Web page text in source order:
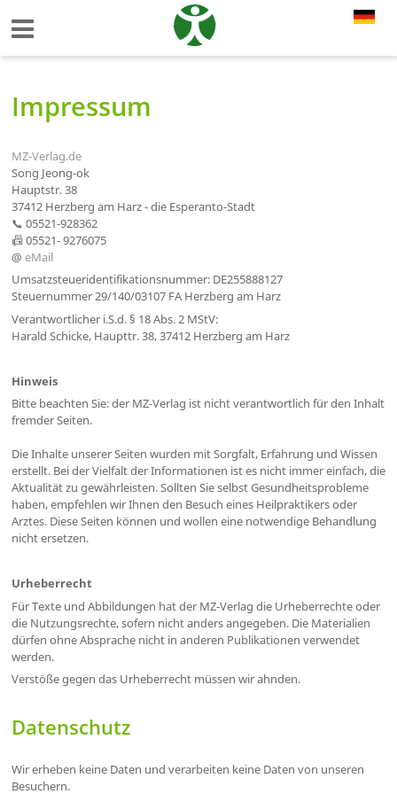
Impressum
MZ-Verlag.de
Song Jeong-ok
Hauptstr. 38
37412 Herzberg am Harz - die Esperanto-Stadt
📞 05521-928362
📠05521-9276075
@ eMail
Umsatzsteueridentifikationsnummer: DE255888127
Steuernummer 29/140/03107 FA Herzberg am Harz
Verantwortlicher i.S.d. § 18 Abs. 2 MStV:
Harald Schicke, Haupttr. 38, 37412 Herzberg am Harz
Hinweis
Bitte beachten Sie: der MZ-Verlag ist nicht verantwortlich für den Inhalt
fremder Seiten.
Die Inhalte unserer Seiten wurden mit Sorgfalt, Erfahrung und Wissen
erstellt. Bei der Vielfalt der Informationen ist es nicht immer einfach, die
Aktualität zu gewährleisten. Sollten Sie selbst Gesundheitsprobleme
haben, empfehlen wir Ihnen den Besuch eines Heilpraktikers oder
Arztes. Diese Seiten können und wollen eine notwendige Behandlung
nicht ersetzen.
Urheberrecht
Für Texte und Abbildungen hat der MZ-Verlag die Urheberrechte oder
die Nutzungsrechte, sofern nicht anders angegeben. Die Materialien
dürfen ohne Absprache nicht in anderen Publikationen verwendet
werden.
Verstöße gegen das Urheberrecht müssen wir ahnden.
Datenschutz
Wir erheben keine Daten und verarbeiten keine Daten von unseren
Besuchern.